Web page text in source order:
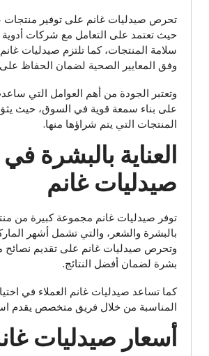
تحرص صيدليات غانم على توفير منتجات
حيث تعتمد على التعامل مع شركات
سلامة المنتجات، كما تلتزم صيدليات غانم
وفق المعايير الصحية لضمان الحفاظ على
وتعتبر الجودة من أهم العوامل التي
على بناء سمعة قوية في السوق، حيث
المنتجات التي يتم شراؤها منها.
العناية بالبشرة في
صيدليات غانم
توفر صيدليات غانم مجموعة كبيرة من
بالبشرة والشعر، والتي تشمل أشهر
وتحرص صيدليات غانم على تقديم نصائح
بشرة لضمان أفضل النتائج.
كما تساعد صيدليات غانم العملاء في
المناسبة من خلال فريق متخصص يقدم
أسعار صيدليات